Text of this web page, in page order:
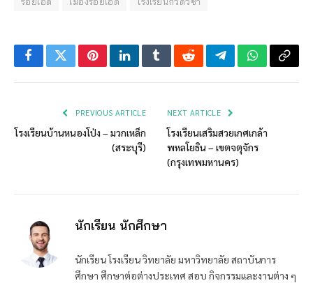
FacebookTwitterPinterestLinkedInTumblrRedditTelegramWhatsApp
Copy
PREVIOUS ARTICLE
โรงเรียนบ้านหนองโป่ง – มวกเหล็ก
(สระบุรี)
NEXT ARTICLE
โรงเรียนเสริมสวยเกศเกล้า
พหลโยธิน – เขตจตุจักร
(กรุงเทพมหานคร)
นักเรียน นักศึกษา
นักเรียน โรงเรียน วิทยาลัย มหาวิทยาลัย สถาบันการ
ศึกษา ศึกษาต่อต่างประเทศ สอบ กิจกรรมและงานต่าง ๆ